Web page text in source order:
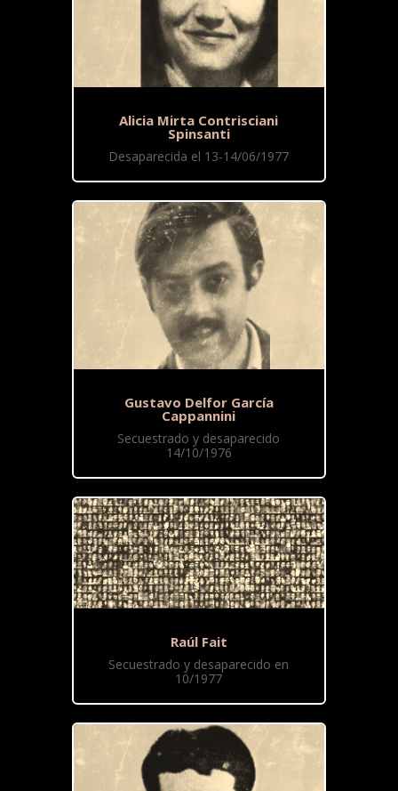
Alicia Mirta Contrisciani
Spinsanti
Desaparecida el 13-14/06/1977
Gustavo Delfor García
Cappannini
Secuestrado y desaparecido
14/10/1976
Raúl Fait
Secuestrado y desaparecido en
10/1977